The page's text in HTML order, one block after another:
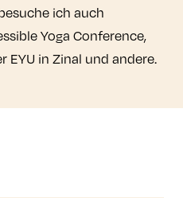
ich auch
Yoga Conference,
EYU in Zinal und andere.